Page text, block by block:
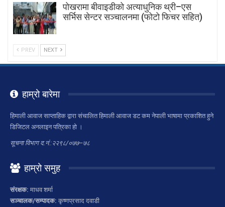
पोखरामा बीवाइडीको अत्याधुनिक थ्री–एस
सर्भिस सेन्टर सञ्चालनमा (फोटो फिचर सहित)
PREV NEXT
हाम्रो बारेमा
हिमाली आवाज साप्ताहिक द्वारा संचालित हिमाली आवाज डट कम नेपाली भाषामा प्रकाशित हुने
डिजिटल अनलाइन पत्रिका हो ।
सूचना विभाग द.नं.:२२९८/०७७–७८
हाम्रो समुह
संरक्षक: माधव शर्मा
सञ्चालक/सम्पादक: कृष्णप्रसाद दवाडी